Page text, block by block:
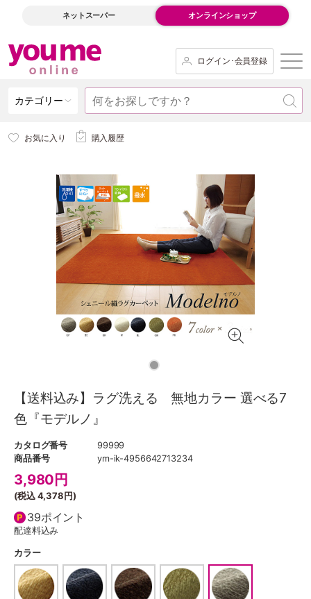
ネットスーパー オンラインショップ
ログイン･会員登録
カテゴリー
お気に入り 購入履歴
【送料込み】ラグ洗える 無地カラー 選べる7
色『モデルノ』
カタログ番号
99999
商品番号
ym-ik-4956642713234
3,980 円
(税込4,378円)
39ポイント
配達料込み
カラー